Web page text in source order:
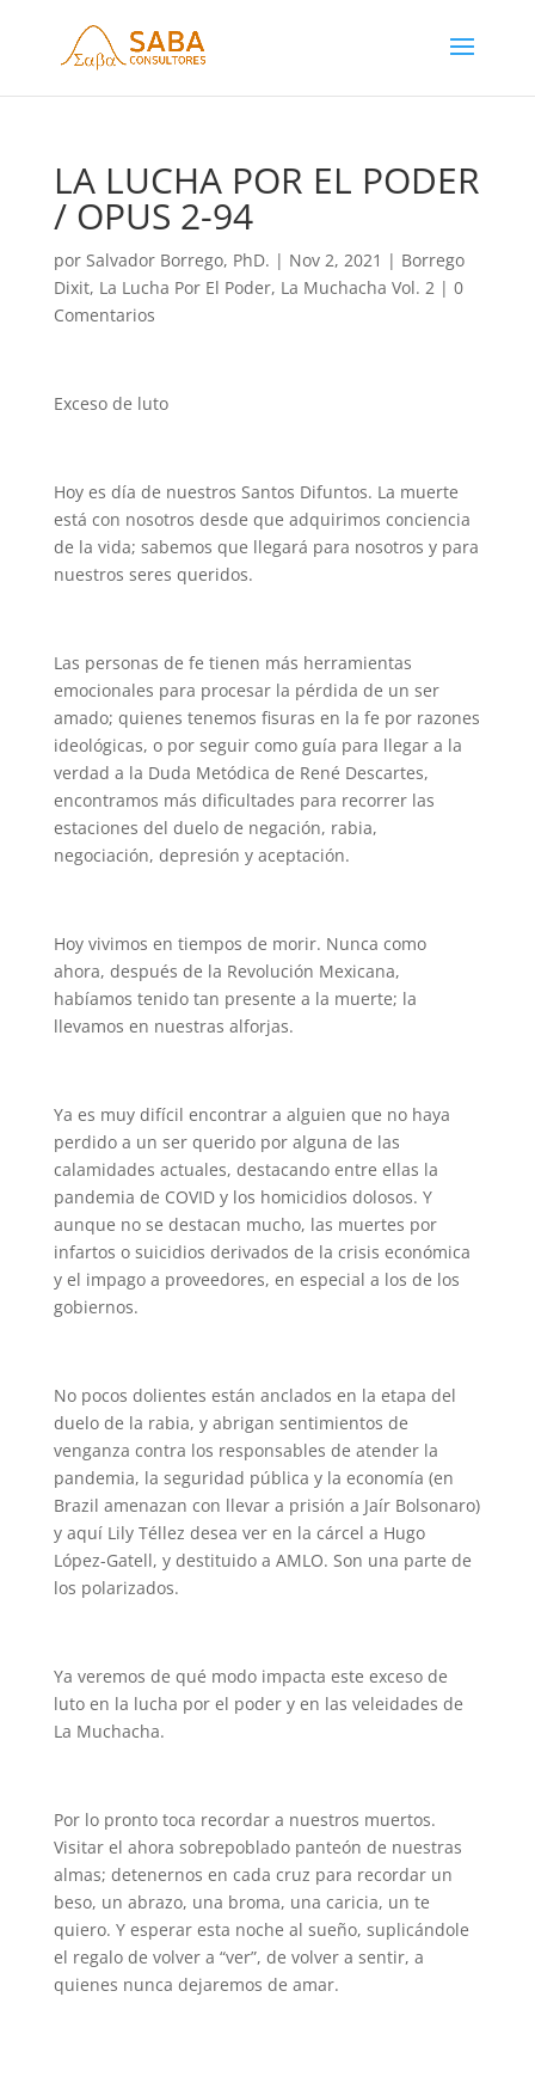
LA LUCHA POR EL PODER
/ OPUS 2-94
por Salvador Borrego, PhD. | Nov 2, 2021 | Borrego
Dixit, La Lucha Por El Poder, La Muchacha Vol. 2| 0
Comentarios
Exceso de luto
Hoy es día de nuestros Santos Difuntos. La muerte
está con nosotros desde que adquirimos conciencia
de la vida; sabemos que llegará para nosotros y para
nuestros seres queridos.
Las personas de fe tienen más herramientas
emocionales para procesar la pérdida de un ser
amado; quienes tenemos fisuras en la fe por razones
ideológicas, o por seguir como guía para llegar a la
verdad a la Duda Metódica de René Descartes,
encontramos más dificultades para recorrer las
estaciones del duelo de negación, rabia,
negociación, depresión y aceptación.
Hoy vivimos en tiempos de morir. Nunca como
ahora, después de la Revolución Mexicana,
habíamos tenido tan presente a la muerte; la
llevamos en nuestras alforjas.
Ya es muy difícil encontrar a alguien que no haya
perdido a un ser querido por alguna de las
calamidades actuales, destacando entre ellas la
pandemia de COVID y los homicidios dolosos. Y
aunque no se destacan mucho, las muertes por
infartos o suicidios derivados de la crisis económica
y el impago a proveedores, en especial a los de los
gobiernos.
No pocos dolientes están anclados en la etapa del
duelo de la rabia, y abrigan sentimientos de
venganza contra los responsables de atender la
pandemia, la seguridad pública y la economía (en
Brazil amenazan con llevar a prisión a Jaír Bolsonaro)
y aquí Lily Téllez desea ver en la cárcel a Hugo
López-Gatell, y destituido a AMLO. Son una parte de
los polarizados.
Ya veremos de qué modo impacta este exceso de
luto en la lucha por el poder y en las veleidades de
La Muchacha.
Por lo pronto toca recordar a nuestros muertos.
Visitar el ahora sobrepoblado panteón de nuestras
almas; detenernos en cada cruz para recordar un
beso, un abrazo, una broma, una caricia, un te
quiero. Y esperar esta noche al sueño, suplicándole
el regalo de volver a “ver”, de volver a sentir, a
quienes nunca dejaremos de amar.